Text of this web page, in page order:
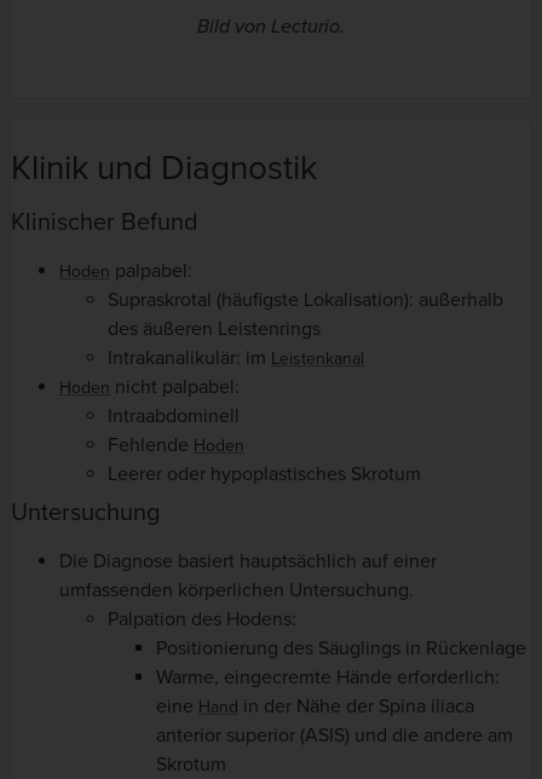
Bild von Lecturio.
Klinik und Diagnostik
Klinischer Befund
Hoden palpabel:
Supraskrotal (häufigste Lokalisation): außerhalb
des äußeren Leistenrings
Intrakanalikulär: im Leistenkanal
Hoden nicht palpabel:
Intraabdominell
Fehlende Hoden
Leerer oder hypoplastisches Skrotum
Untersuchung
Die Diagnose basiert hauptsächlich auf einer
umfassenden körperlichen Untersuchung.
Palpation des Hodens:
Positionierung des Säuglings in Rückenlage
Warme, eingecremte Hände erforderlich:
eine Hand in der Nähe der Spina iliaca
anterior superior (ASIS) und die andere am
Skrotum